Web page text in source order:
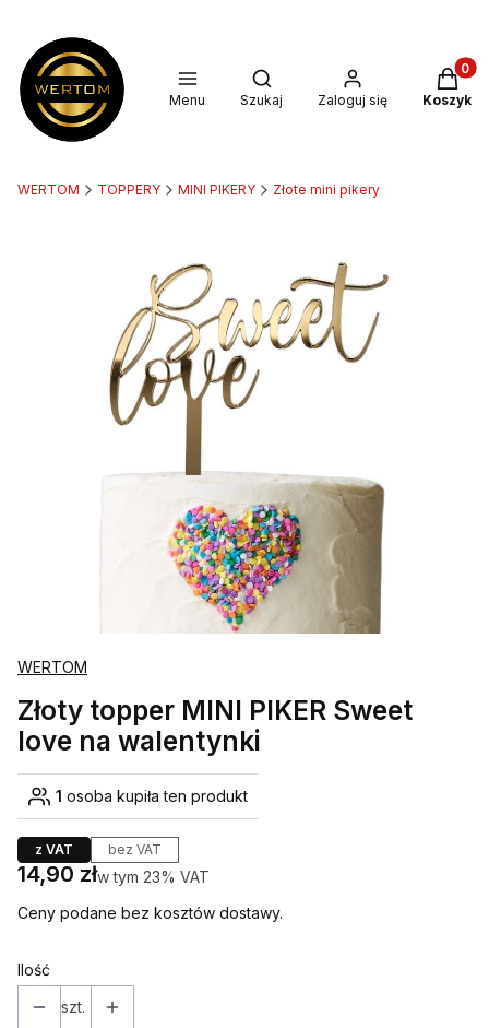
Menu
Otwórz wyszukiwarkę
Szukaj Zaloguj się Koszyk
WERTOM TOPPERY MINI PIKERY Złote mini pikery
WERTOM
Złoty topper MINI PIKER Sweet
love na walentynki
1 osoba kupiła ten produkt
z VAT bez VAT
Cena
14,90 złw tym 23% VAT
w tym 23% VAT
Ceny podane bez kosztów dostawy.
Ilość
szt.